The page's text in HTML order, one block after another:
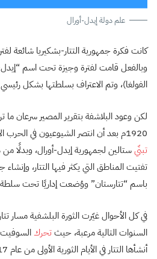
علم دولة إيدل-أورال
كانت فكرة جمهورية التتار-بشكيريا شائعة
وبالفعل قامت لفترة وجيزة تحت اسم “إيدل-
الفولغا)، وتم الاعتراف بسلطتها بشكل رئيسي
لكن وعود البلاشفة بتقرير المصير سرعان
1920م بعد أن انتصر الشيوعيون في الحرب الأهلية، تم التخلي نهائيًا عن
تبنّيستالين لجمهورية إيدل-أورال، وبدلًا
تفتيت المناطق التي يكثر فيها التتار،
باسم “تتارستان” ووُضعت إداريًا تحت
في كل الأحوال غيّرت الثورة البلشفية مسار
السنوات التالية مرعبة، حيثتحركالسوفيت